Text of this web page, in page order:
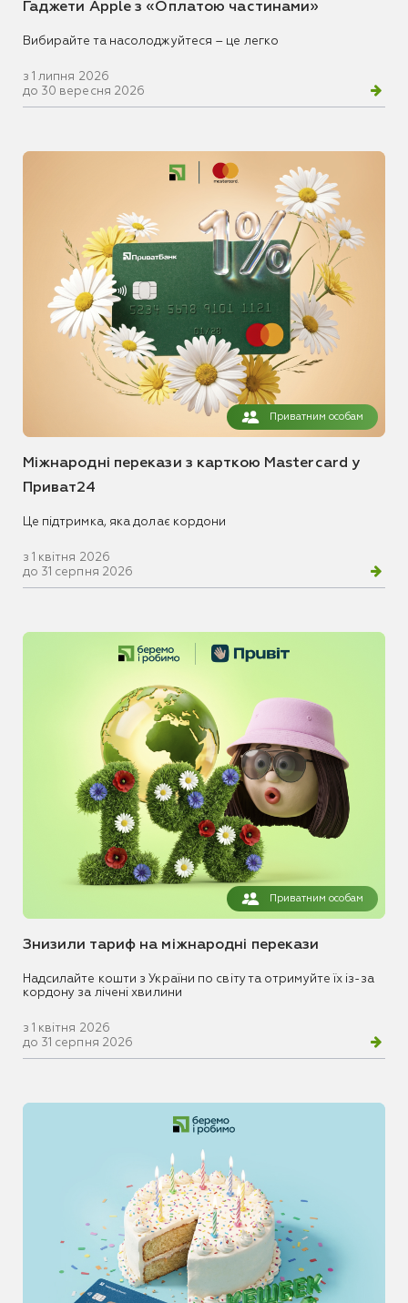
Гаджети Apple з «Оплатою частинами»
Вибирайте та насолоджуйтеся – це легко
з 1 липня 2026
до 30 вересня 2026
Приватним особам
Міжнародні перекази з карткою Mastercard у
Приват24
Це підтримка, яка долає кордони
з 1 квітня 2026
до 31 серпня 2026
Приватним особам
Знизили тариф на міжнародні перекази
Надсилайте кошти з України по світу та отримуйте їх із-за
кордону за лічені хвилини
з 1 квітня 2026
до 31 серпня 2026